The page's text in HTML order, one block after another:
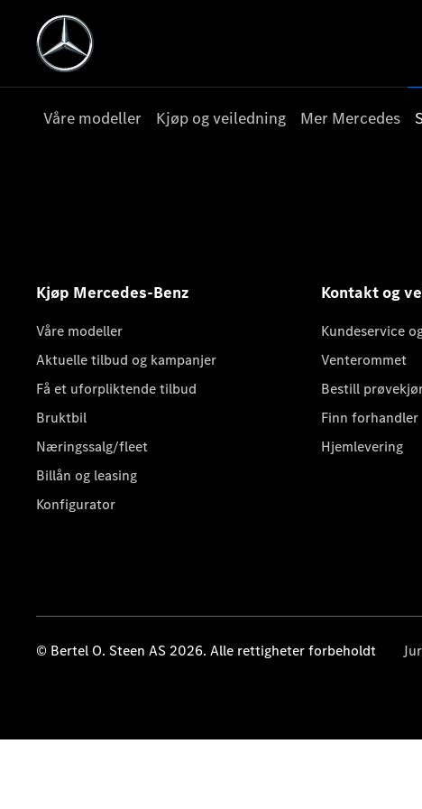
Våre modeller Kjøp og veiledning Mer Mercedes
Kjøp Mercedes-Benz
Våre modeller
Aktuelle tilbud og kampanjer
Få et uforpliktende tilbud
Bruktbil
Næringssalg/fleet
Billån og leasing
Konfigurator
Kontakt og
Kundeservice
Venterommet
Bestill
Finn forhandler
Hjemlevering
© Bertel O. Steen AS 2026. Alle rettigheter forbeholdt